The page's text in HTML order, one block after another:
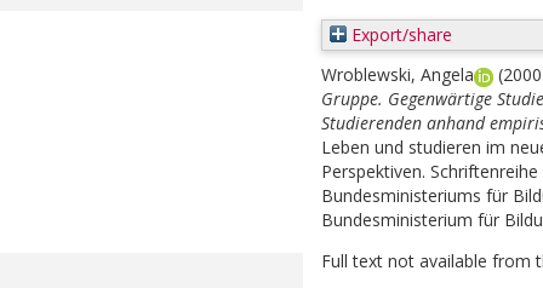
Export/share
Wroblewski, Angela
Gruppe. Gegenwärtige
Studierenden anhand
Leben und studieren im
Perspektiven.
Bundesministeriums für
Bundesministerium für
Full text not available from